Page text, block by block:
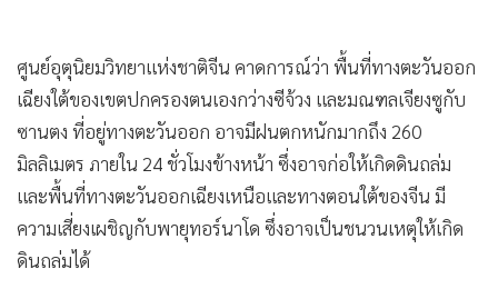
• Infographic
• การเมือง
• ท่องเที่ยว
• กีฬา
• ต่างประเทศ
• Special Scoop
• เศรษฐกิจ-ธุรกิจ
ศูนย์อุตุนิยมวิทยาแห่งชาติจีน คาดการณ์ว่า พื้นที่ทางตะวันออก
เฉียงใต้ของเขตปกครองตนเองกว่างซีจ้วง และมณฑลเจียงซูกับ
ซานตง ที่อยู่ทางตะวันออก อาจมีฝนตกหนักมากถึง 260
มิลลิเมตร ภายใน 24 ชั่วโมงข้างหน้า ซึ่งอาจก่อให้เกิดดินถล่ม
และพื้นที่ทางตะวันออกเฉียงเหนือและทางตอนใต้ของจีน มี
ความเสี่ยงเผชิญกับพายุทอร์นาโด ซึ่งอาจเป็นชนวนเหตุให้เกิด
ดินถล่มได้